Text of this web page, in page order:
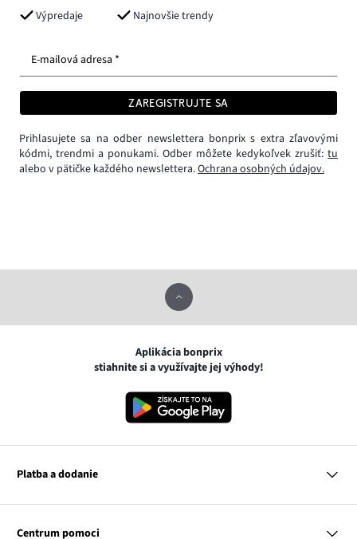
Výpredaje
Najnovšie trendy
E-mailová adresa *
ZAREGISTRUJTE SA
Prihlasujete sa na odber newslettera bonprix s extra zľavovými
kódmi, trendmi a ponukami. Odber môžete kedykoľvek zrušiť: tu
alebo v pätičke každého newslettera.Ochrana osobných údajov.
Aplikácia bonprix
stiahnite si a využívajte jej výhody!
Platba a dodanie
VISA
Centrum pomoci